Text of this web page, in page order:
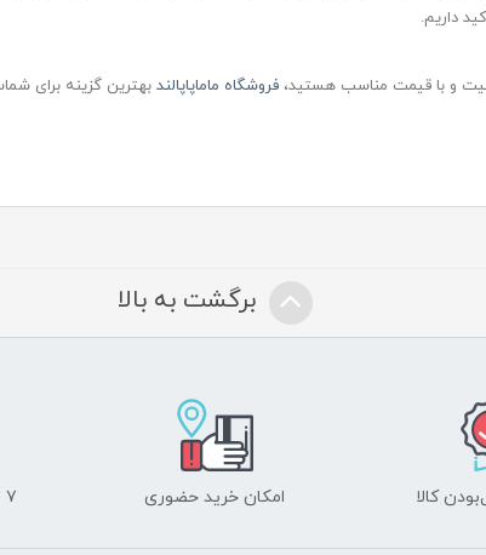
داریم.
و با قیمت مناسب هستید، فروشگاه ماماپاپالند بهترین گزینه برای
برگشت به بالا
کالا امکان خرید حضوری ۷ روز ضمانت بازگشت